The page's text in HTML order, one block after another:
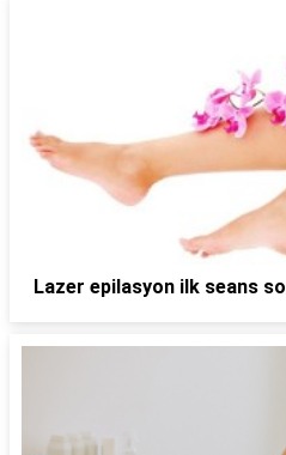
Lazer epilasyon ilk seans